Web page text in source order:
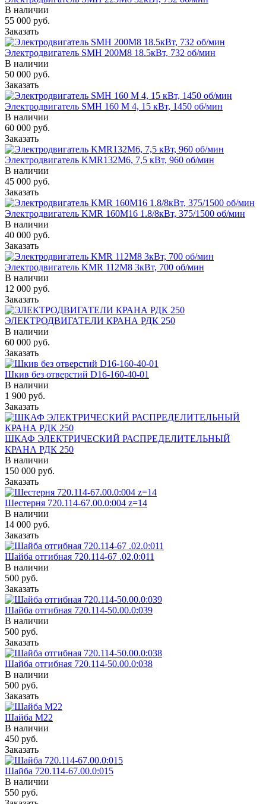
В наличии
55 000 руб.
Заказать
Электродвигатель SMH 200M8 18.5кВт, 732 об/мин
В наличии
50 000 руб.
Заказать
Электродвигатель SMH 160 M 4, 15 кВт, 1450 об/мин
В наличии
60 000 руб.
Заказать
Электродвигатель KMR132M6, 7,5 кВт, 960 об/мин
В наличии
45 000 руб.
Заказать
Электродвигатель KMR 160M16 1.8/8кВт, 375/1500 об/мин
В наличии
40 000 руб.
Заказать
Электродвигатель KMR 112M8 3кВт, 700 об/мин
В наличии
12 000 руб.
Заказать
ЭЛЕКТРОДВИГАТЕЛИ КРАНА РДК 250
В наличии
60 000 руб.
Заказать
Шкив без отверстий D16-160-40-01
В наличии
1 900 руб.
Заказать
ШКАФ ЭЛЕКТРИЧЕСКИЙ РАСПРЕДЕЛИТЕЛЬНЫЙ
КРАНА РДК 250
В наличии
150 000 руб.
Заказать
Шестерня 720.114-67.00.0:004 z=14
В наличии
14 000 руб.
Заказать
Шайба отгибная 720.114-67 .02.0:011
В наличии
500 руб.
Заказать
Шайба отгибная 720.114-50.00.0:039
В наличии
500 руб.
Заказать
Шайба отгибная 720.114-50.00.0:038
В наличии
500 руб.
Заказать
Шайба М22
В наличии
450 руб.
Заказать
Шайба 720.114-67.00.0:015
В наличии
550 руб.